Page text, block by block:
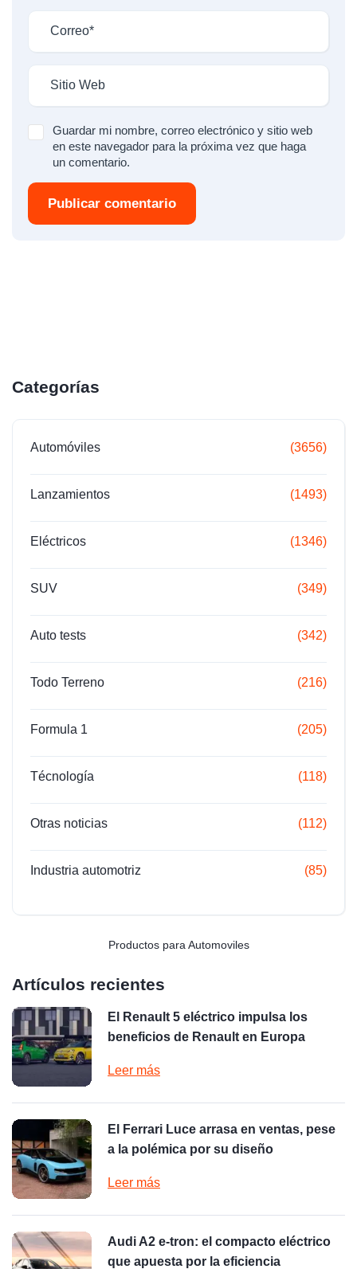
Guardar mi nombre, correo electrónico y sitio web
en este navegador para la próxima vez que haga
un comentario.
Publicar comentario
Categorías
Automóviles (3656)
Lanzamientos (1493)
Eléctricos (1346)
SUV (349)
Auto tests (342)
Todo Terreno (216)
Formula 1 (205)
Técnología (118)
Otras noticias (112)
Industria automotriz (85)
Productos para Automoviles
Artículos recientes
El Renault 5 eléctrico impulsa los
beneficios de Renault en Europa
Leer más
El Ferrari Luce arrasa en ventas, pese
a la polémica por su diseño
Leer más
Audi A2 e-tron: el compacto eléctrico
que apuesta por la eficiencia